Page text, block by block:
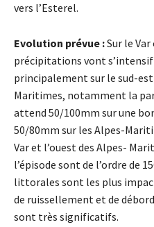
vers l’Esterel.
Evolution prévue :Sur le
précipitations vont
principalement sur le sud-est
Maritimes, notamment la
attend 50/100mm sur une
50/80mm sur les Alpes-
Var et l’ouest des Alpes-
l’épisode sont de l’ordre de
littorales sont les plus
de ruissellement et de
sont très significatifs.